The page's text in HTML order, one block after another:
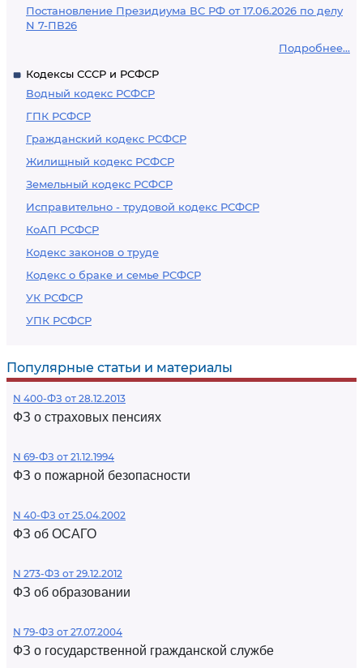
Постановление Президиума ВС РФ от 17.06.2026 по делу
N 7-ПВ26
Подробнее...
Кодексы СССР и РСФСР
Водный кодекс РСФСР
ГПК РСФСР
Гражданский кодекс РСФСР
Жилищный кодекс РСФСР
Земельный кодекс РСФСР
Исправительно - трудовой кодекс РСФСР
КоАП РСФСР
Кодекс законов о труде
Кодекс о браке и семье РСФСР
УК РСФСР
УПК РСФСР
Популярные статьи и материалы
N 400-ФЗ от 28.12.2013
ФЗ о страховых пенсиях
N 69-ФЗ от 21.12.1994
ФЗ о пожарной безопасности
N 40-ФЗ от 25.04.2002
ФЗ об ОСАГО
N 273-ФЗ от 29.12.2012
ФЗ об образовании
N 79-ФЗ от 27.07.2004
ФЗ о государственной гражданской службе